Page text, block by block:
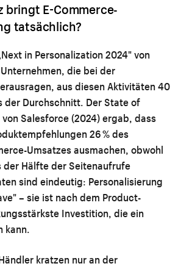
bringt E-Commerce-
tatsächlich?
in Personalization 2024" von
die bei der
aus diesen Aktivitäten 40
der Durchschnitt. Der State of
Salesforce (2024) ergab, dass
26 % des
Umsatzes ausmachen, obwohl
der Hälfte der Seitenaufrufe
sind eindeutig: Personalisierung
– sie ist nach dem Product-
Investition, die ein
kann.
kratzen nur an der